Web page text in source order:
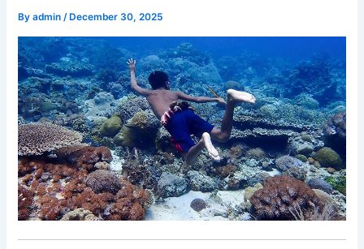
Byadmin/ December 30, 2025